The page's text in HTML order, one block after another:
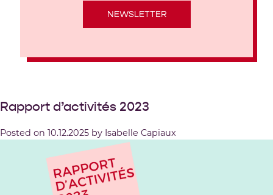
NEWSLETTER
Rapport d’activités 2023
Posted on 10.12.2025 by Isabelle Capiaux